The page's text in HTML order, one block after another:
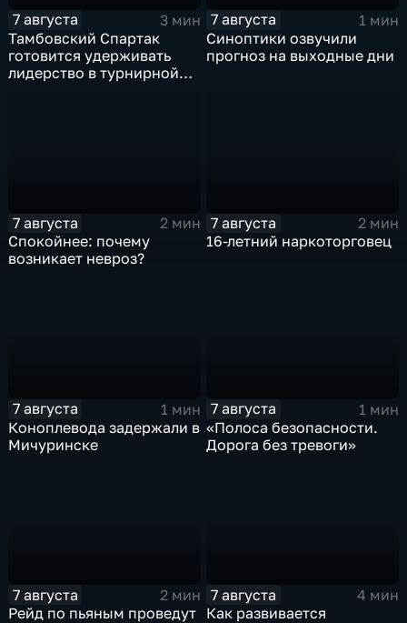
7 августа
3 мин
Тамбовский Спартак
готовится удерживать
лидерство в турнирной
7 августа
1 мин
Синоптики озвучили
прогноз на выходные дни
7 августа
2 мин
Спокойнее: почему
возникает невроз?
7 августа
2 мин
16-летний наркоторговец
7 августа
1 мин
Коноплевода задержали в
Мичуринске
7 августа
1 мин
«Полоса безопасности.
Дорога без тревоги»
7 августа
2 мин
Рейд по пьяным проведут
7 августа
4 мин
Как развивается